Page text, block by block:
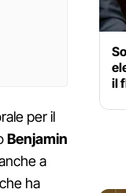
per il
Benjamin
a
ha
il